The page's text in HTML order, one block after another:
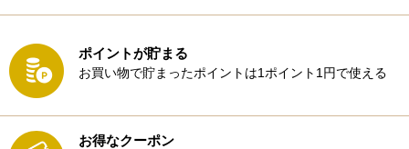
ポイントが貯まる
お買い物で貯まったポイントは1ポイント1円で使える
お得なクーポン